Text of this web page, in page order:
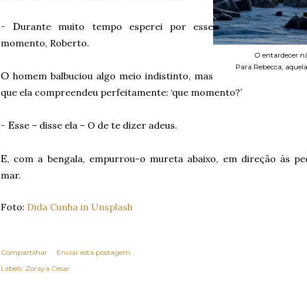
O entardecer
Para Rebecca,
- Durante muito tempo esperei por esse
momento, Roberto.
O homem balbuciou algo meio indistinto, mas
que ela compreendeu perfeitamente: ‘que momento?’
- Esse – disse ela – O de te dizer adeus.
E, com a bengala, empurrou-o mureta abaixo, em direção às
mar.
Foto: Dida Cunha in Unsplash
Compartilhar
Enviar esta postagem
Labels: Zoraya Cesar